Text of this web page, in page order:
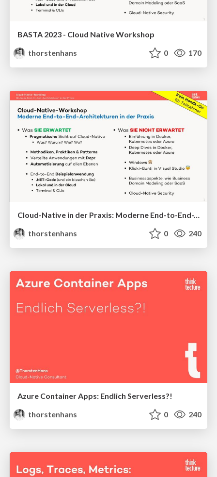
BASTA 2023 - Cloud Native Workshop
thorstenhans
0 170
Cloud-Native in der Praxis: Moderne End-to-End-Architekturen
thorstenhans
0 240
Azure Container Apps: Endlich Serverless?!
thorstenhans
0 240